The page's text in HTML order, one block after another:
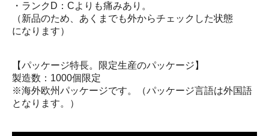
・ランクD：Cよりも痛みあり。
（新品のため、あくまでも外からチェックした状態
になります）
【パッケージ特長。限定生産のパッケージ】
製造数：1000個限定
※海外欧州パッケージです。（パッケージ言語は外国語
となります。）